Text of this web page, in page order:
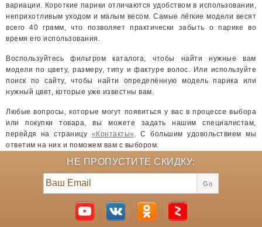
вариации. Короткие парики отличаются удобством в использовании,
неприхотливым уходом и малым весом. Самые лёгкие модели весят
всего 40 грамм, что позволяет практически забыть о парике во
время его использования.
Воспользуйтесь фильтром каталога, чтобы найти нужные вам
модели по цвету, размеру, типу и фактуре волос. Или используйте
поиск по сайту, чтобы найти определённую модель парика или
нужный цвет, которые уже известны вам.
Любые вопросы, которые могут появиться у вас в процессе выбора
или покупки товара, вы можете задать нашим специалистам,
перейдя на страницу «Контакты» . С большим удовольствием мы
ответим на них и поможем вам с выбором.
НЕ ПРОПУСТИТЕ СКИДКУ:
Go